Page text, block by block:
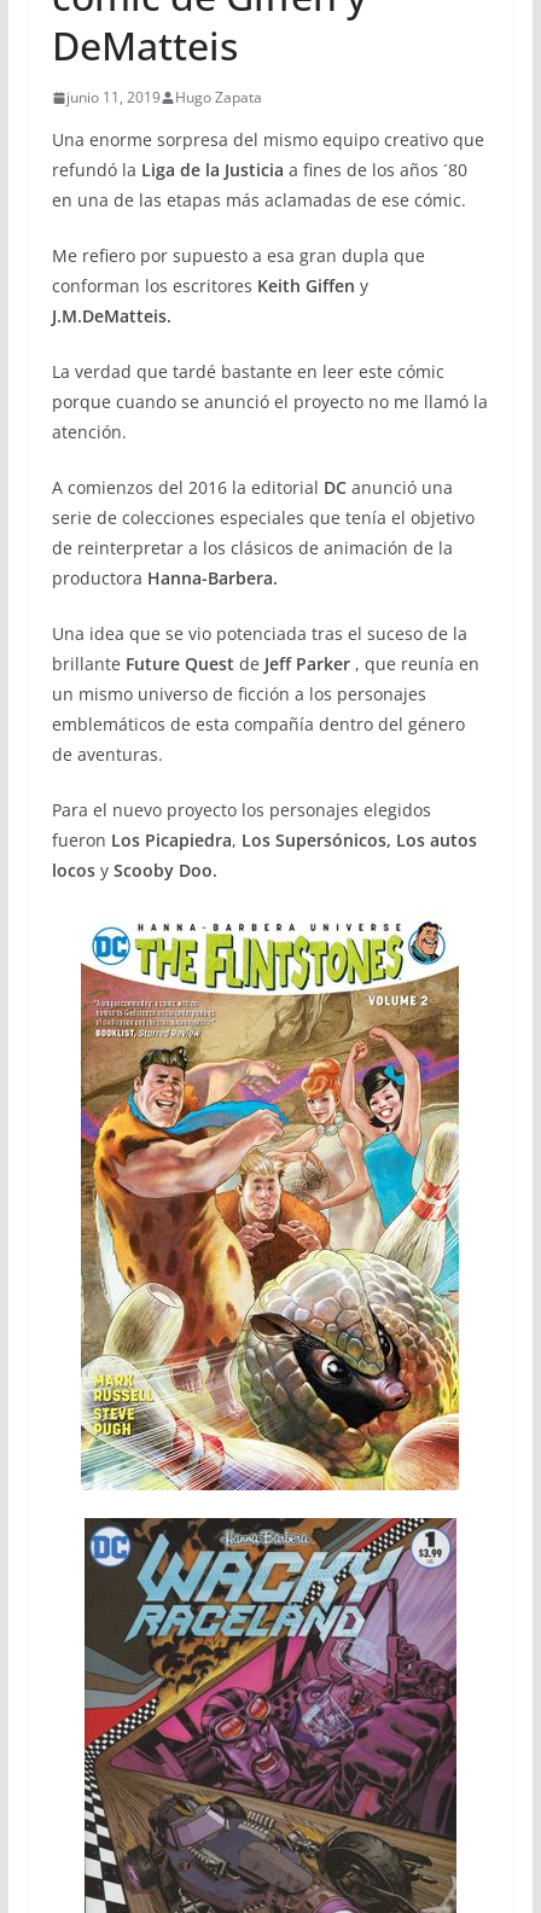
DeMatteis
junio 11, 2019 Hugo Zapata
Una enorme sorpresa del mismo equipo creativo que
refundó la Liga de la Justicia a fines de los años ´80
en una de las etapas más aclamadas de ese cómic.
Me refiero por supuesto a esa gran dupla que
conforman los escritores Keith Giffen y
J.M.DeMatteis.
La verdad que tardé bastante en leer este cómic
porque cuando se anunció el proyecto no me llamó la
atención.
A comienzos del 2016 la editorial DCanunció una
serie de colecciones especiales que tenía el objetivo
de reinterpretar a los clásicos de animación de la
productora Hanna-Barbera.
Una idea que se vio potenciada tras el suceso de la
brillante Future Quest de Jeff Parker, que reunía en
un mismo universo de ficción a los personajes
emblemáticos de esta compañía dentro del género
de aventuras.
Para el nuevo proyecto los personajes elegidos
fueron Los Picapiedra, Los Supersónicos, Los autos
locosyScooby Doo.